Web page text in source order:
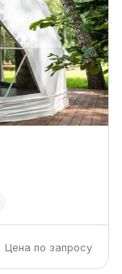
Цена по запросу